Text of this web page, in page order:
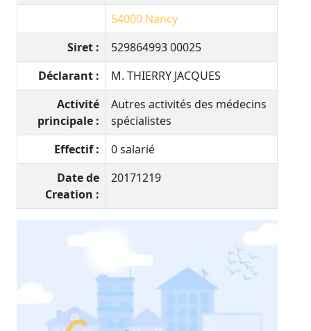
54000 Nancy
Siret :
529864993 00025
Déclarant :
M. THIERRY JACQUES
Activité
principale :
Autres activités des médecins
spécialistes
Effectif :
0 salarié
Date de
Creation :
20171219